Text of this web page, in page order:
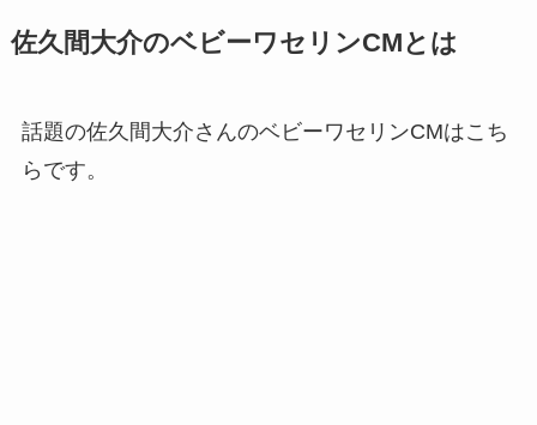
佐久間大介のベビーワセリンCMとは
話題の佐久間大介さんのベビーワセリンCMはこち
らです。